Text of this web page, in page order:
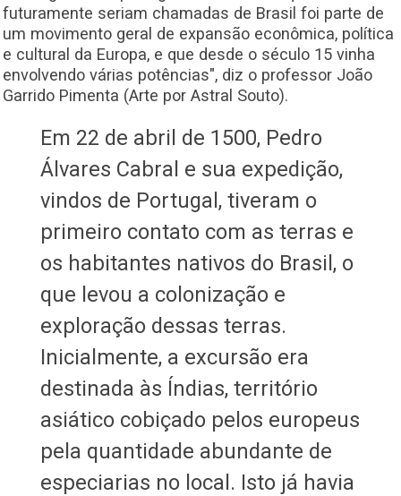
futuramente seriam chamadas de Brasil foi parte de
um movimento geral de expansão econômica, política
e cultural da Europa, e que desde o século 15 vinha
envolvendo várias potências", diz o professor João
Garrido Pimenta (Arte por Astral Souto).
Em 22 de abril de 1500, Pedro
Álvares Cabral e sua expedição,
vindos de Portugal, tiveram o
primeiro contato com as terras e
os habitantes nativos do Brasil, o
que levou a colonização e
exploração dessas terras.
Inicialmente, a excursão era
destinada às Índias, território
asiático cobiçado pelos europeus
pela quantidade abundante de
especiarias no local. Isto já havia